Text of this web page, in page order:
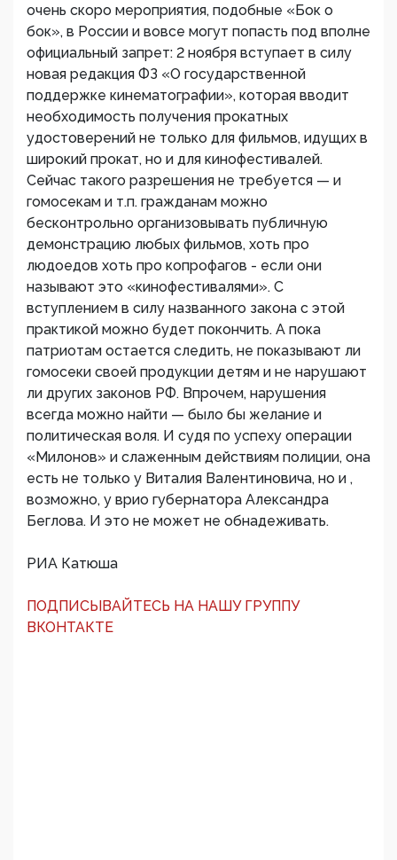
очень скоро мероприятия, подобные «Бок о
бок», в России и вовсе могут попасть под вполне
официальный запрет: 2 ноября вступает в силу
новая редакция ФЗ «О государственной
поддержке кинематографии», которая вводит
необходимость получения прокатных
удостоверений не только для фильмов, идущих в
широкий прокат, но и для кинофестивалей.
Сейчас такого разрешения не требуется — и
гомосекам и т.п. гражданам можно
бесконтрольно организовывать публичную
демонстрацию любых фильмов, хоть про
людоедов хоть про копрофагов - если они
называют это «кинофестивалями». С
вступлением в силу названного закона с этой
практикой можно будет покончить. А пока
патриотам остается следить, не показывают ли
гомосеки своей продукции детям и не нарушают
ли других законов РФ. Впрочем, нарушения
всегда можно найти — было бы желание и
политическая воля. И судя по успеху операции
«Милонов» и слаженным действиям полиции, она
есть не только у Виталия Валентиновича, но и ,
возможно, у врио губернатора Александра
Беглова. И это не может не обнадеживать.
РИА Катюша
ПОДПИСЫВАЙТЕСЬ НА НАШУ ГРУППУ
ВКОНТАКТЕ